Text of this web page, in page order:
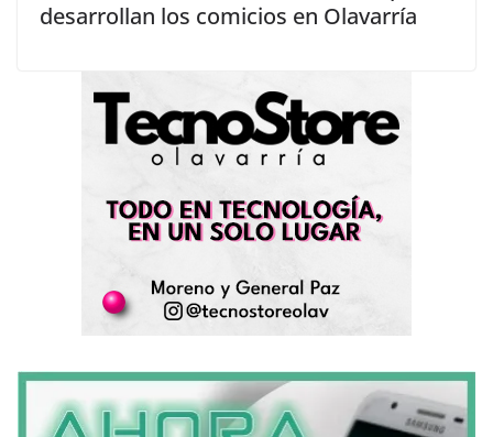
desarrollan los comicios en Olavarría